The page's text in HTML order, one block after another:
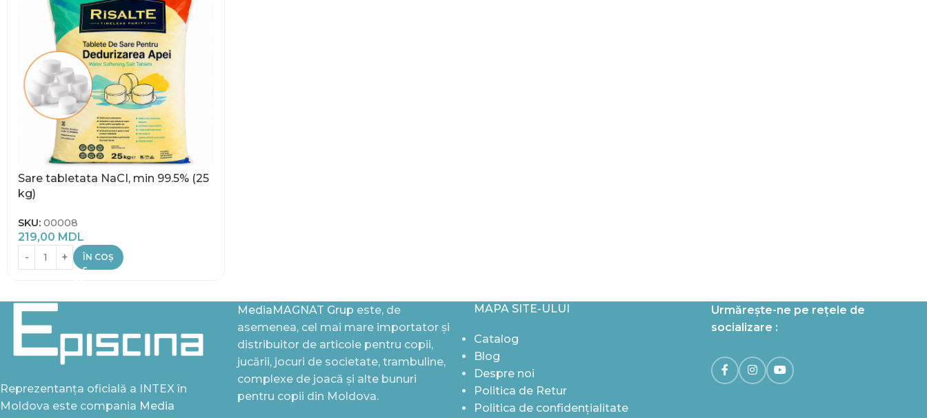
Sare tabletata NaCI, min 99.5% (25
kg)
SKU: 00008
219,00 MDL
ÎN COȘ
Reprezentanța oficială a INTEX în
Moldova este compania Media
MediaMAGNAT Grup este, de
asemenea, cel mai mare importator și
distribuitor de articole pentru copii,
jucării, jocuri de societate, trambuline,
complexe de joacă și alte bunuri
pentru copii din Moldova.
MAPA SITE-ULUI
Catalog
Blog
Despre noi
Politica de Retur
Politica de confidențialitate
Urmărește-ne pe rețele de
socializare :